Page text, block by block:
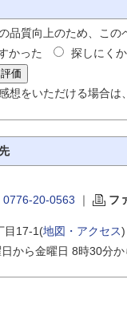
品質向上のため、この
かった
探しにく
想をいただける場合は、
0776-20-0563 ｜ フ
目17-1(地図・アクセス)
日から金曜日 8時30分